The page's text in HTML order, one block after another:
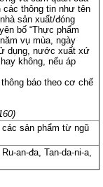
các thông tin như tên
sản xuất/đóng
bố “Thực phẩm
vụ mùa, ngày
dụng, nước xuất xứ
không, nếu áp
báo theo cơ chế
các sản phẩm từ ngũ
an-đa, Tan-da-ni-a,